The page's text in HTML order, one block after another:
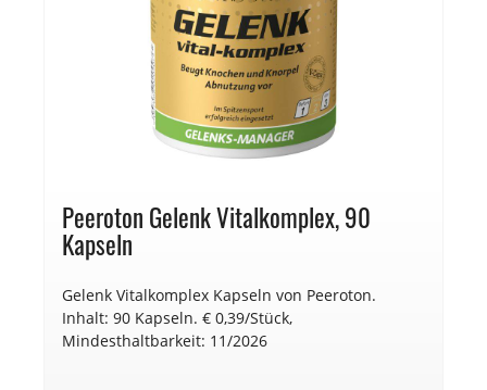
Peeroton Gelenk Vitalkomplex, 90
Kapseln
Gelenk Vitalkomplex Kapseln von Peeroton.
Inhalt: 90 Kapseln. € 0,39/Stück,
Mindesthaltbarkeit: 11/2026